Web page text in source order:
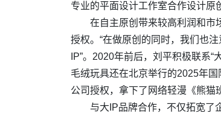
专业的平面设计工作室合作设计原
在自主原创带来较高利润和市
授权。“在做原创的同时，我们也
IP”。2020年前后，刘平积极联系
毛绒玩具还在北京举行的2025年
公司授权，拿下了网络轻漫《熊猫
与大IP品牌合作，不仅拓宽了